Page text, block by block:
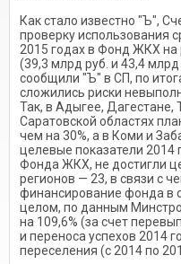
Как стало известно "Ъ",
проверку использования
2015 годах в Фонд ЖКХ на
(39,3 млрд руб. и 43,4
сообщили "Ъ" в СП, по
сложились риски
Так, в Адыгее, Дагестане,
Саратовской областях
чем на 30%, а в Коми и
целевые показатели
Фонда ЖКХ, не достигли
регионов — 23, в связи с
финансирование фонда в
целом, по данным
на 109,6% (за счет
и переноса успехов 2014
переселения (с 2014 по